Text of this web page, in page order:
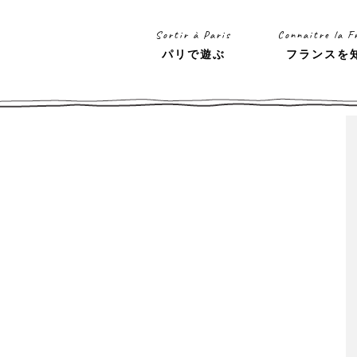
Sortir à Paris
パリで遊ぶ
Connaitre la
フランスを